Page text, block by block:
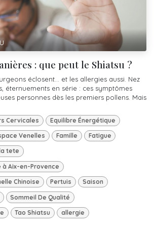
: que peut le Shiatsu ?
éclosent… et les allergies aussi. Nez
éternuements en série : ces symptômes
personnes dès les premiers pollens. Mais
Cervicales Equilibre Énergétique
Venelles Famille Fatigue
tete
à Aix-en-Provence
Chinoise Pertuis Saison
Sommeil De Qualité
Tao Shiatsu allergie